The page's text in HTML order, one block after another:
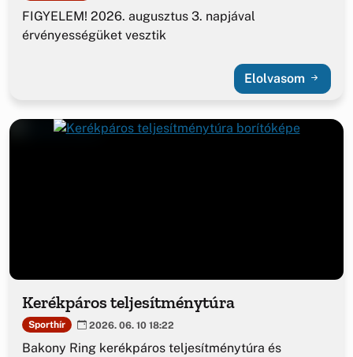
FIGYELEM! 2026. augusztus 3. napjával
érvényességüket vesztik
Elolvasom
Kerékpáros teljesítménytúra
Sporthír 2026. 06. 10 18:22
Bakony Ring kerékpáros teljesítménytúra és